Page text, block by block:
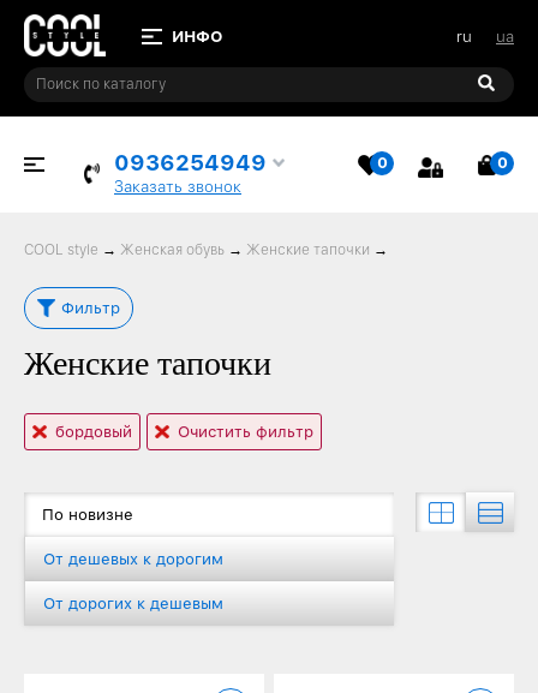
ru ua
0936254949
Заказать звонок
0
0ИЗБРАННОЕ
COOL style → Женская обувь → Женские тапочки →
Фильтр
Женские тапочки
бордовый Очистить фильтр
По новизне
От дешевых к дорогим
От дорогих к дешевым